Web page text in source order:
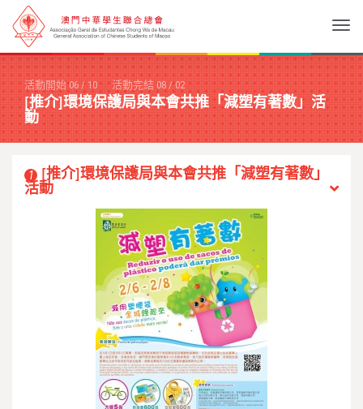
活動開始 06/10 活動完結 08/02
[推介]環境保護局與本會共推「減塑有著數」活
動
1
[推介]環境保護局與本會共推「減塑有著數」
活動